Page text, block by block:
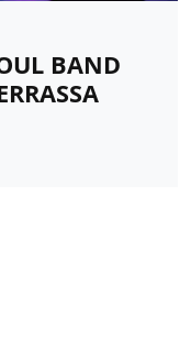
BAND